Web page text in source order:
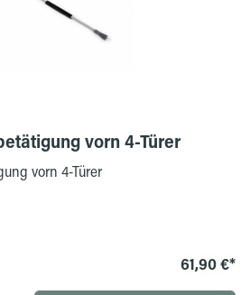
vorn 4-Türer
vorn 4-Türer
61,90 €*